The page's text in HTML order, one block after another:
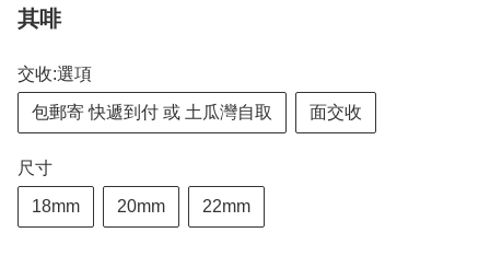
其啡
交收:選項
包郵寄 快遞到付 或 土瓜灣自取 面交收
尺寸
18mm 20mm 22mm